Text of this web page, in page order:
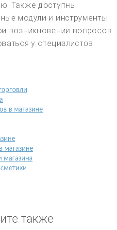
Также доступны
модули и инструменты.
возникновении вопросов
у специалистов
в магазине
магазине
магазина
также